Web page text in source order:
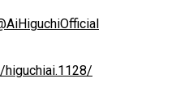
higuchiai.1128/